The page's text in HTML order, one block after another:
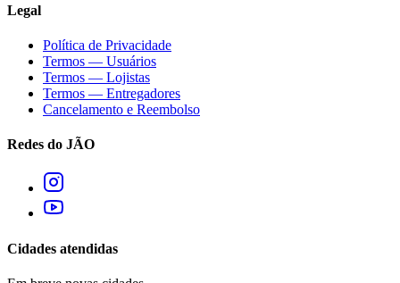
Legal
Política de Privacidade
Termos — Usuários
Termos — Lojistas
Termos — Entregadores
Cancelamento e Reembolso
Redes do JÃO
Cidades atendidas